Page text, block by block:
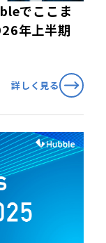
でここま
年上半期
詳しく見る